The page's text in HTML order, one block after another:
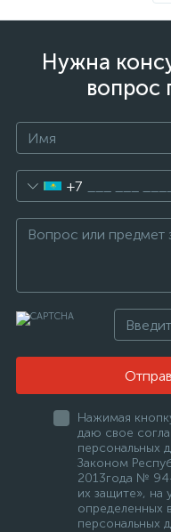
Нужна
вопрос
+7
Нажимая
даю свое
персональных
Законом
2013года №
их защите», на
определенных
персональных